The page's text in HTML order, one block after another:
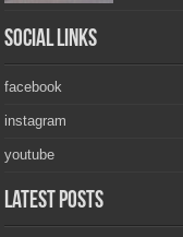
Social Links
facebook
instagram
youtube
Latest Posts